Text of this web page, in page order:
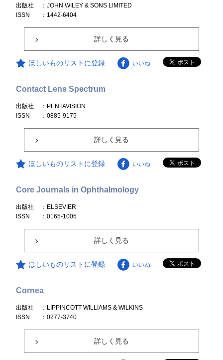
出版社
：JOHN WILEY & SONS LIMITED
ISSN
：1442-6404
詳しく見る
ほしいものリストに登録 いいね
Contact Lens Spectrum
出版社
：PENTAVISION
ISSN
：0885-9175
詳しく見る
ほしいものリストに登録 いいね
Core Journals in Ophthalmology
出版社
：ELSEVIER
ISSN
：0165-1005
詳しく見る
ほしいものリストに登録 いいね
Cornea
出版社
：LIPPINCOTT WILLIAMS & WILKINS
ISSN
：0277-3740
詳しく見る